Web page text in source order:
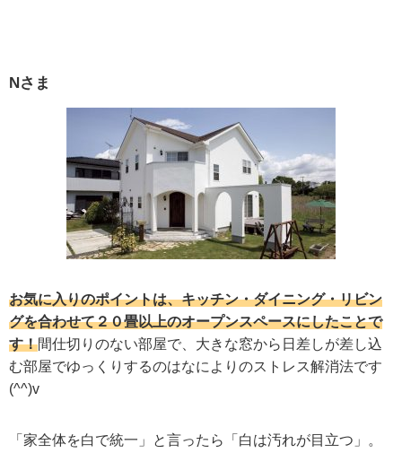
Nさま
お気に入りのポイントは、キッチン・ダイニング・リビン
グを合わせて２０畳以上のオープンスペースにしたことで
す！間仕切りのない部屋で、大きな窓から日差しが差し込
む部屋でゆっくりするのはなによりのストレス解消法です
(^^)v
「家全体を白で統一」と言ったら「白は汚れが目立つ」。